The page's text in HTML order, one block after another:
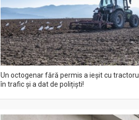
Un octogenar fără permis a ieșit cu tractorul
în trafic și a dat de polițiști!